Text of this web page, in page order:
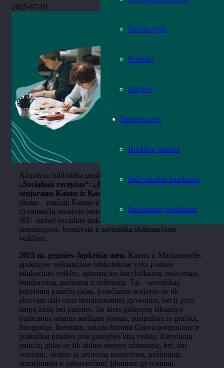
Savanorystė
Praktika
Karjera
Rezervacijos
Išradimų būstinė
Individualūs kambariai
Susibūrimų kambariai
2025-07-01
Ąžuolyno biblioteka pradėjo įgyvendinti jungtinį projektą
„Socialinis receptas“: „Kūrybinių patirčių gidas
senjorams Kaune ir Kauno regione“
tikslas – mažinti Kauno ir Marijampolės apskrityse
gyvenančių senatvės pensijos amžiaus sulaukusių asmenų
(65+ metai) socialinę atskirtį, suteikiant galimybę dalyvauti
prasmingose, bendrystę ir saviraišką skatinančiose
veiklose.
2025 m. gegužės–lapkričio mėn. Kauno ir Marijampolės
apskrityse veikiančiose bibliotekose vyks įvairios
edukacinės veiklos, apimančios kūrybiškumą, mokymąsi,
bendravimą, pažinimą ir refleksiją. Tai – savotiškas
kūrybinių patirčių gidas, kviečiantis senjorus ne tik
aktyviau dalyvauti bendruomenės gyvenime, bet ir įgyti
naujų žinių bei patirties. Jie turės galimybę išbandyti
tradicinius amatus audžiant juostas, susipažins su grafika,
fotografija, literatūra, vaizdo kūrimu Canva programoje ir
praktiškai prisilies prie gausybės kitų veiklų. Kūrybinių
patirčių gidas ne tik didins senjorų užimtumą, bet, dar
svarbiau, skatins jų atvirumą naujovėms, pažinimui,
domėjimuisi ir pilnaverčiam, įdomiam gyvenimui.